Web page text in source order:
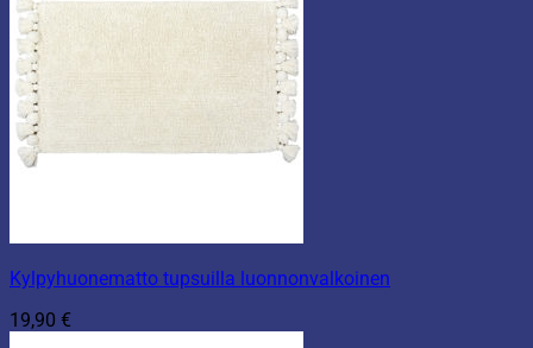
Kylpyhuonematto tupsuilla luonnonvalkoinen
19,90 €